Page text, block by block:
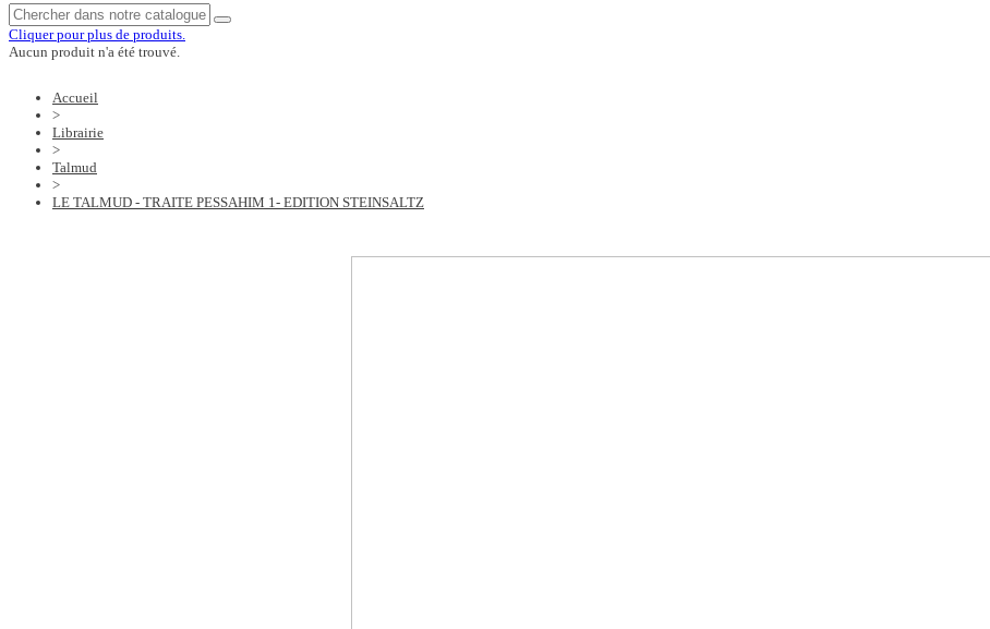
Cliquer pour plus de produits.
Aucun produit n'a été trouvé.
Accueil
>
Librairie
>
Talmud
>
LE TALMUD - TRAITE PESSAHIM 1- EDITION STEINSALTZ